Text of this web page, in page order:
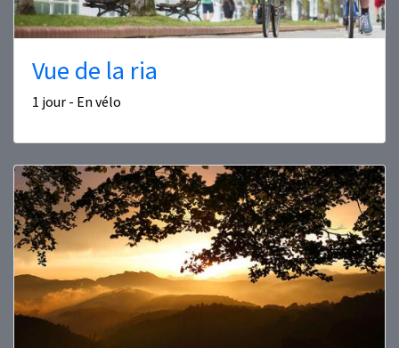
Vue de la ria
1 jour - En vélo